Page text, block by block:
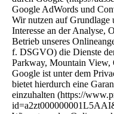
Google AdWords und
Wir nutzen auf Grundlage
Interesse an der Analyse,
Betrieb unseres
f. DSGVO) die Dienste
Parkway, Mountain
Google ist unter dem
bietet hierdurch eine
einzuhalten (https://